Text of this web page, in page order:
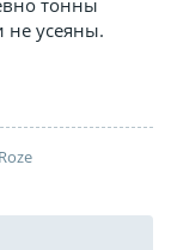
не усеяны.